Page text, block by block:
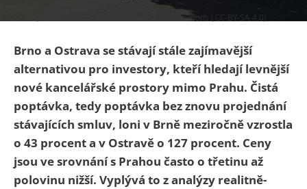
Kanceláře, ilustrační snímek. Foto: Wikimedia Commons ( CC-BY-SA-4.0)
Brno a Ostrava se stávají stále zajímavější
alternativou pro investory, kteří hledají levnější
nové kancelářské prostory mimo Prahu. Čistá
poptávka, tedy poptávka bez znovu projednání
stávajících smluv, loni v Brně meziročně vzrostla
o 43 procent a v Ostravě o 127 procent. Ceny
jsou ve srovnání s Prahou často o třetinu až
polovinu nižší. Vyplývá to z analýzy realitně-